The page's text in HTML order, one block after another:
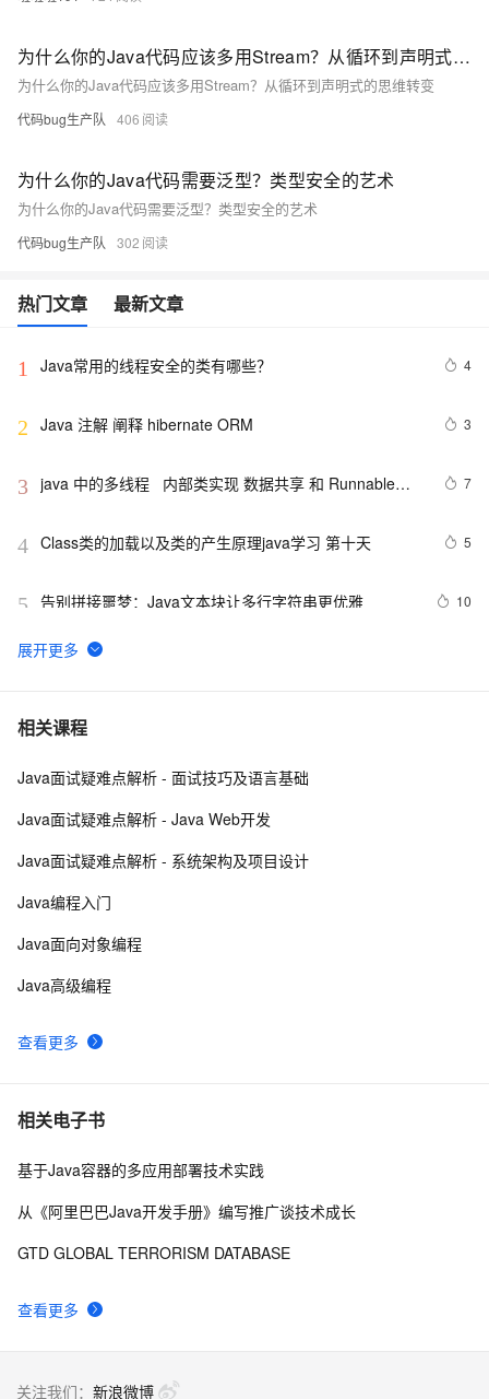
为什么你的Java代码应该多用Stream？从循环到声明式的思维转变
为什么你的Java代码应该多用Stream？从循环到声明式的思维转变
代码bug生产队 406
为什么你的Java代码需要泛型？类型安全的艺术
为什么你的Java代码需要泛型？类型安全的艺术
代码bug生产队 302
热门文章 最新文章
1 Java常用的线程安全的类有哪些？ 4
2 Java 注解 阐释 hibernate ORM 3
3 java 中的多线程   内部类实现 数据共享 和 Runnable实
7
4 Class类的加载以及类的产生原理java学习 第十天 5
5 10
6 【JavaWeb】一文搞懂Java过滤器与拦截器的区别
7 Java编程中容易忽略的细节总结
8 方块人 Java并发——volatile关键字
信息  --java1.8Group by    ---map迭代  --  设置单元格
高度
10Eclipse+Jboss报java.lang.OutOfMemoryError：
相关课程
查看更多
Java面试疑难点解析 - 面试技巧及语言基础
Java面试疑难点解析 - Java Web开发
Java面试疑难点解析 - 系统架构及项目设计
Java编程入门
Java面向对象编程
Java高级编程
相关电子书
查看更多
基于Java容器的多应用部署技术实践
从《阿里巴巴Java开发手册》编写推广谈技术成长
GTD GLOBAL TERRORISM DATABASE
关注我们： 新浪微博